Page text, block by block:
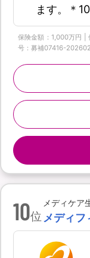
ます。＊
保険金額：1,000万円 |
号：募補07416-
10位
メディケア
メディフ